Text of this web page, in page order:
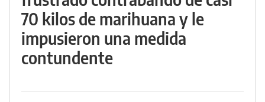
70 kilos de marihuana y le
impusieron una medida
contundente